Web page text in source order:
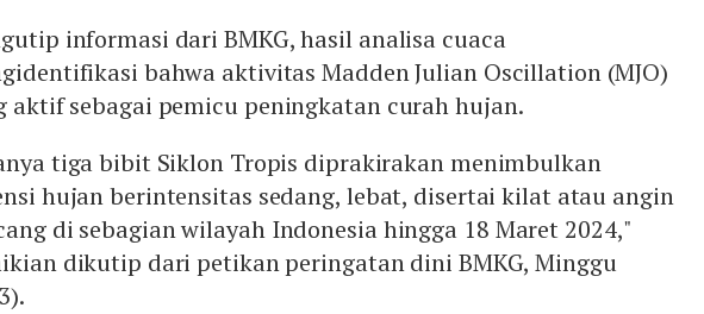
informasi dari BMKG, hasil analisa cuaca
bahwa aktivitas Madden Julian Oscillation (MJO)
aktif sebagai pemicu peningkatan curah hujan.
tiga bibit Siklon Tropis diprakirakan menimbulkan
hujan berintensitas sedang, lebat, disertai kilat atau angin
di sebagian wilayah Indonesia hingga 18 Maret 2024,"
dikutip dari petikan peringatan dini BMKG, Minggu